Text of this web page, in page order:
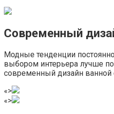
Современный
Модные тенденции
выбором интерьера лучше
современный дизайн ванной
«>
«>